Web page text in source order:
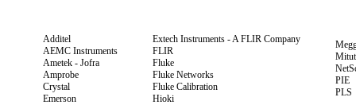
Additel
AEMC Instruments
Ametek - Jofra
Amprobe
Crystal
Emerson
Extech Instruments - A FLIR Company
FLIR
Fluke
Fluke Networks
Fluke Calibration
Hioki
PIE
PLS